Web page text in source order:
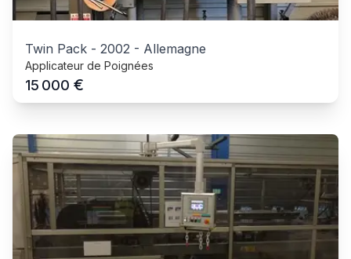
Twin Pack - 2002 - Allemagne
Applicateur de Poignées
15 000 €